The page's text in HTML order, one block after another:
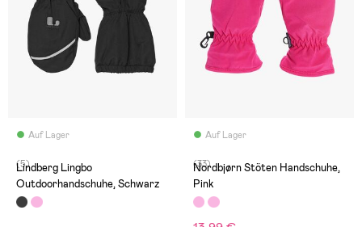
Auf Lager
(5)
Lindberg Lingbo
Outdoorhandschuhe, Schwarz
Auf Lager
(33)
Nordbjørn Stöten Handschuhe,
Pink